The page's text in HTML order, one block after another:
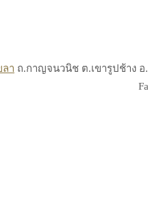
า ถ.กาญจนวนิช ต.เขารูปช้าง อ.